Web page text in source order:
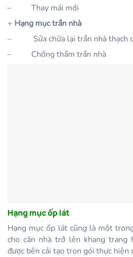
–
Thay mái mới
+ Hạng mục trần nhà
–
Sửa chữa lại trần nhà thạch
–
Chống thấm trần nhà
Hạng mục ốp lát
Hạng mục ốp lát cũng là một
cho căn nhà trở lên khang trang
được bên cải tạo trọn gói thực hiện